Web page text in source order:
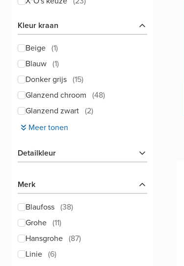
Kleur kraan
Beige (1)
Blauw (1)
Donker grijs (15)
Glanzend chroom (48)
Glanzend zwart (2)
Meer tonen
Detailkleur
Merk
Blaufoss (38)
Grohe (11)
Hansgrohe (87)
Linie (6)